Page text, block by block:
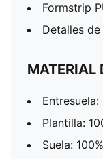
Formstrip
Detalles
MATERIAL
Plantilla:
Suela: